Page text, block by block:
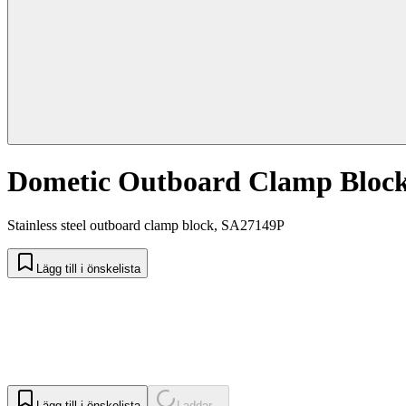
Dometic Outboard Clamp
Stainless steel outboard clamp block, SA27149P
Lägg till i önskelista